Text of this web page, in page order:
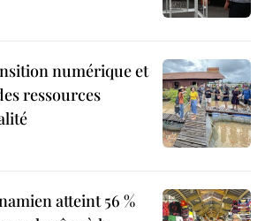
numérique et
ressources
atteint 56 %